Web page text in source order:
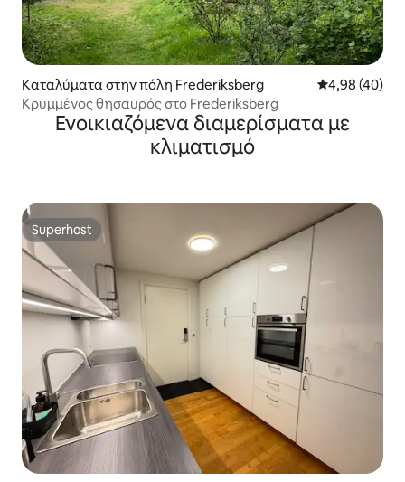
Καταλύματα στην πόλη Frederiksberg Μέση
4,98 (40)
Κρυμμένος θησαυρός στο Frederiksberg
Ενοικιαζόμενα διαμερίσματα με
κλιματισμό
Superhost
Superhost